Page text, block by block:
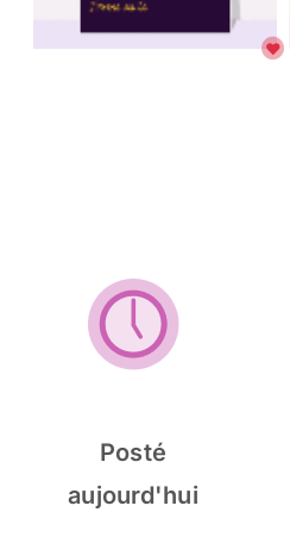
Posté
aujourd'hui